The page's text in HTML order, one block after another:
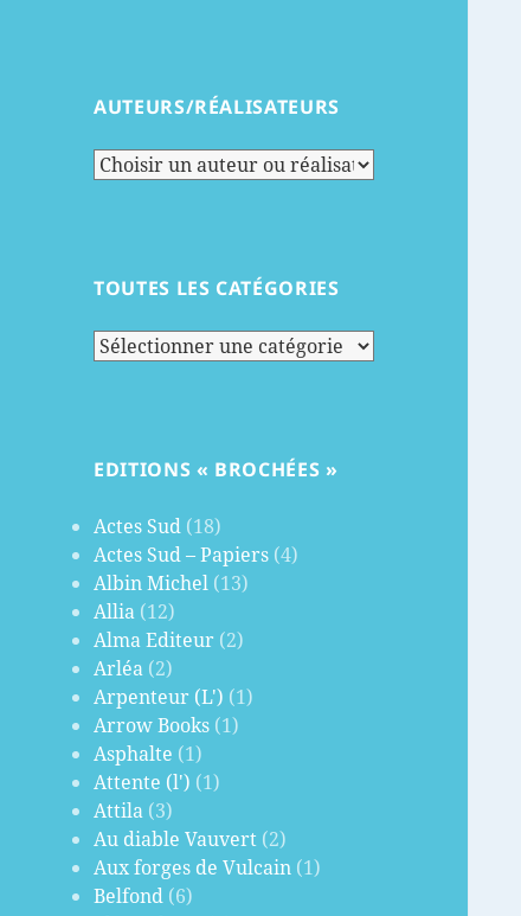
AUTEURS/RÉALISATEURS
TOUTES LES CATÉGORIES
Toutes
EDITIONS « BROCHÉES »
Actes Sud (18)
Actes Sud – Papiers (4)
Albin Michel (13)
Allia (12)
Alma Editeur (2)
Arléa (2)
Arpenteur (L') (1)
Arrow Books (1)
Asphalte (1)
Attente (l') (1)
Attila (3)
Au diable Vauvert (2)
Aux forges de Vulcain (1)
Belfond (6)